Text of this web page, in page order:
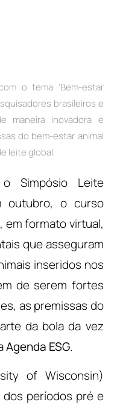
o tema 'Bem-estar
brasileiros e
maneira inovadora e
do bem-estar animal
leite global.
Simpósio Leite
outubro, o curso
em formato virtual,
que asseguram
inseridos nos
de serem fortes
as premissas do
da bola da vez
Agenda ESG.
of Wisconsin)
períodos pré e